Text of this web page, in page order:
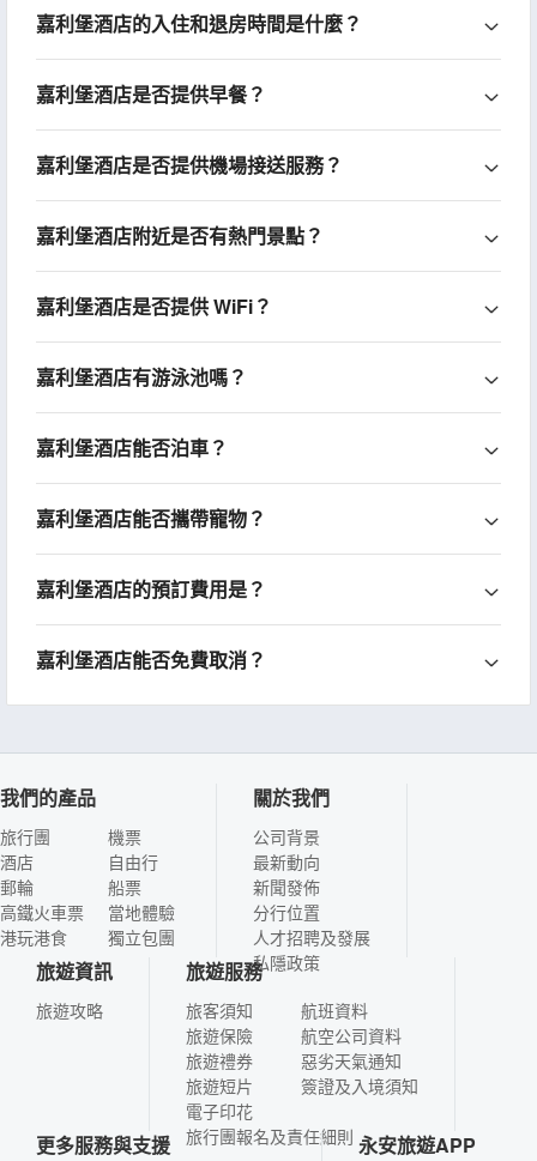
嘉利堡酒店的入住和退房時間是什麼？
嘉利堡酒店是否提供早餐？
嘉利堡酒店是否提供機場接送服務？
嘉利堡酒店附近是否有熱門景點？
嘉利堡酒店是否提供 WiFi？
嘉利堡酒店有游泳池嗎？
嘉利堡酒店能否泊車？
嘉利堡酒店能否攜帶寵物？
嘉利堡酒店的預訂費用是？
嘉利堡酒店能否免費取消？
我們的產品
旅行團
酒店
郵輪
高鐵火車票
港玩港食
機票
自由行
船票
當地體驗
獨立包團
關於我們
公司背景
最新動向
新聞發佈
分行位置
人才招聘及發展
私隱政策
旅遊資訊
旅遊攻略
旅遊服務
旅客須知
旅遊保險
旅遊禮券
旅遊短片
電子印花
航班資料
航空公司資料
惡劣天氣通知
簽證及入境須知
旅行團報名及責任細則
更多服務與支援 永安旅遊APP